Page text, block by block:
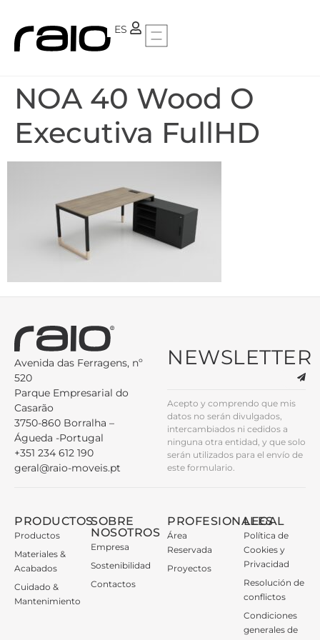
ES
PT
NOA 40 Wood O
Executiva FullHD
Avenida das Ferragens, nº
520
Parque Empresarial do
Casarão
3750-860 Borralha –
Águeda -Portugal
+351 234 612 190
geral@raio-moveis.pt
NEWSLETTER
Acepto y comprendo que mis
datos no serán divulgados,
intercambiados ni cedidos a
ninguna otra entidad, y que solo
serán utilizados para el envío de
este formulario.
PRODUCTOS
Productos
Materiales &
Acabados
Cuidado &
Mantenimiento
SOBRE
NOSOTROS
Empresa
Sostenibilidad
Contactos
PROFESIONALES
Área
Reservada
Proyectos
LEGAL
Política de
Cookies y
Privacidad
Resolución de
conflictos
Condiciones
generales de